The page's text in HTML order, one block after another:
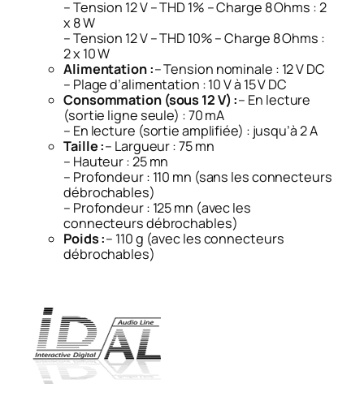
– Tension 12 V – THD 1% – Charge 8 Ohms : 2
x 8 W
– Tension 12 V – THD 10% – Charge 8 Ohms :
2 x 10 W
Alimentation :– Tension nominale : 12 V DC
– Plage d’alimentation : 10 V à 15 V DC
Consommation (sous 12 V) :– En lecture
(sortie ligne seule) : 70 mA
– En lecture (sortie amplifiée) : jusqu’à 2 A
Taille :– Largueur : 75 mn
– Hauteur : 25 mn
– Profondeur : 110 mn (sans les connecteurs
débrochables)
– Profondeur : 125 mn (avec les
connecteurs débrochables)
Poids :– 110 g (avec les connecteurs
débrochables)